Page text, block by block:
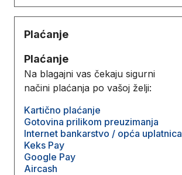
Plaćanje
Plaćanje
Na blagajni vas čekaju sigurni
načini plaćanja po vašoj želji:
Kartično plaćanje
Gotovina prilikom preuzimanja
Internet bankarstvo / opća uplatnica
Keks Pay
Google Pay
Aircash